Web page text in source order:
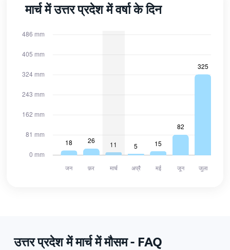
मार्च में उत्तर प्रदेश में वर्षा के दिन
उत्तर प्रदेश में मार्च में मौसम - FAQ